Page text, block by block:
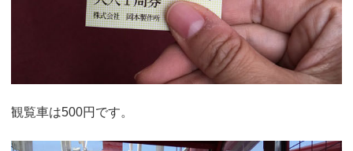
観覧車は500円です。